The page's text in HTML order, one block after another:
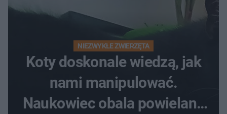
NIEZWYKŁE ZWIERZĘTA
Koty doskonale wiedzą, jak
nami manipulować.
Naukowiec obala powielane